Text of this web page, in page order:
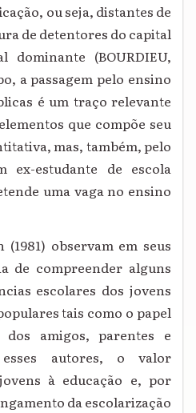
ou seja, distantes de
de detentores do capital
(BOURDIEU,
a passagem pelo ensino
é um traço relevante
que compõe seu
mas, também, pelo
ex-estudante de escola
uma vaga no ensino
(1981) observam em seus
de compreender alguns
escolares dos jovens
tais como o papel
amigos, parentes e
autores, o valor
à educação e, por
da escolarização